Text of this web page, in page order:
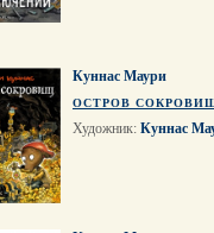
Куннас Маури
ОСТРОВ
Художник: Куннас